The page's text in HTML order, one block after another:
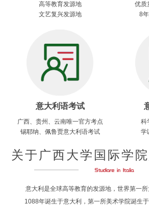
高等教育发源地
文艺复兴发源地
优质
8
意大利语考试
广西、贵州、云南唯一官方考点
锡耶纳、佩鲁贾意大利语考试
科
学
关于广西大学国际学
意大利是全球高等教育的发源地，世界第一
1088年诞生于意大利，第一所美术学院诞生